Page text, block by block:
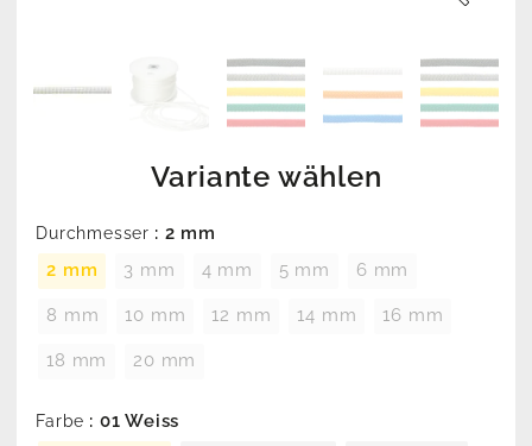
Variante wählen
Durchmesser : 2 mm
2 mm
3 mm 4 mm 5 mm 6 mm
8 mm 10 mm 12 mm 14 mm 16 mm
18 mm 20 mm
Farbe : 01 Weiss